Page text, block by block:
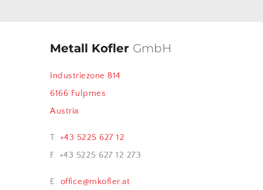
Metall Kofler GmbH
Industriezone B14
6166 Fulpmes
Austria
T. +43 5225 627 12
F. +43 5225 627 12 273
E. office@mkofler.at